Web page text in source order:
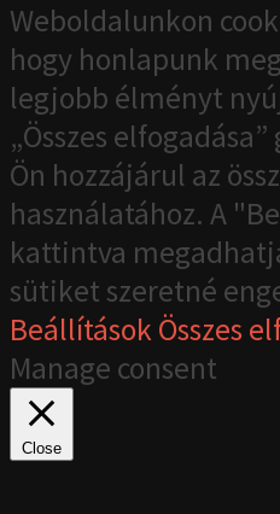
Weboldalunkon
hogy honlapunk
legjobb élményt
„Összes
Ön hozzájárul az
használatához. A
kattintva
sütiket szeretné
BeállításokÖsszes
Manage consent
Close